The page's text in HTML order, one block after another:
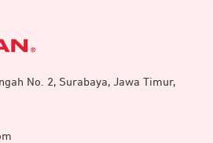
No. 2, Surabaya, Jawa Timur,